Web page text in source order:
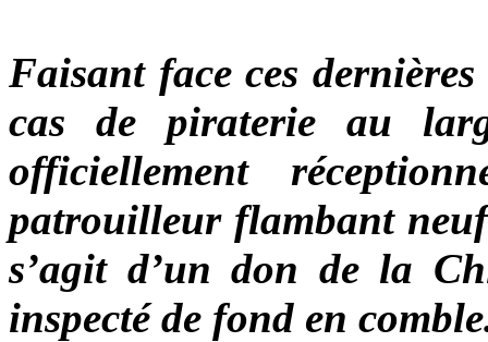
Faisant face ces
cas de piraterie au
officiellement
patrouilleur flambant
s’agit d’un don de la
inspecté de fond en